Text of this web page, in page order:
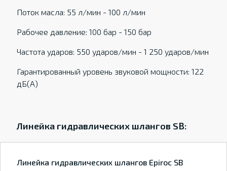
Поток масла: 55 л/мин - 100 л/мин
Рабочее давление: 100 бар - 150 бар
Частота ударов: 550 ударов/мин - 1 250 ударов/мин
Гарантированный уровень звуковой мощности: 122
дБ(А)
Линейка гидравлических шлангов SB:
Линейка гидравлических шлангов Epiroc SB